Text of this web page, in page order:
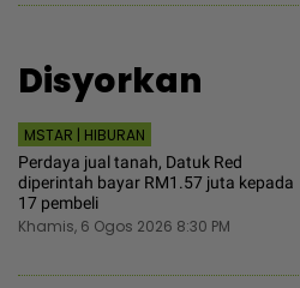
Disyorkan
MSTAR | HIBURAN
Perdaya jual tanah, Datuk Red
diperintah bayar RM1.57 juta kepada
17 pembeli
Khamis, 6 Ogos 2026 8:30 PM